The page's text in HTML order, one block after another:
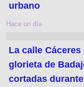
urbano
Hace un día
La calle Cáceres
glorieta de
cortadas